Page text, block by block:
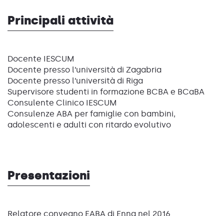
Principali attività
Docente IESCUM
Docente presso l’università di Zagabria
Docente presso l’università di Riga
Supervisore studenti in formazione BCBA e BCaBA
Consulente Clinico IESCUM
Consulenze ABA per famiglie con bambini,
adolescenti e adulti con ritardo evolutivo
Presentazioni
Relatore convegno EABA di Enna nel 2016